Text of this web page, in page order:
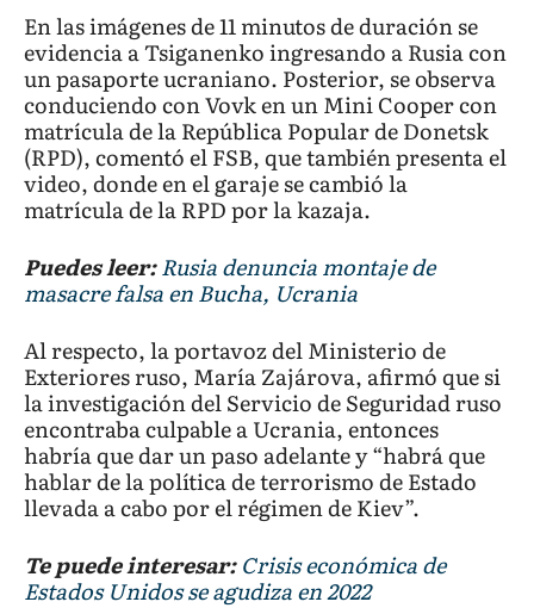
En las imágenes de 11 minutos de duración se
evidencia a Tsiganenko ingresando a Rusia con
un pasaporte ucraniano. Posterior, se observa
conduciendo con Vovk en un Mini Cooper con
matrícula de la República Popular de Donetsk
(RPD), comentó el FSB, que también presenta el
video, donde en el garaje se cambió la
matrícula de la RPD por la kazaja.
Puedes leer:Rusia denuncia montaje de
masacre falsa en Bucha, Ucrania
Al respecto, la portavoz del Ministerio de
Exteriores ruso, María Zajárova, afirmó que si
la investigación del Servicio de Seguridad ruso
encontraba culpable a Ucrania, entonces
habría que dar un paso adelante y “habrá que
hablar de la política de terrorismo de Estado
llevada a cabo por el régimen de Kiev”.
Te puede interesar:Crisis económica de
Estados Unidos se agudiza en 2022